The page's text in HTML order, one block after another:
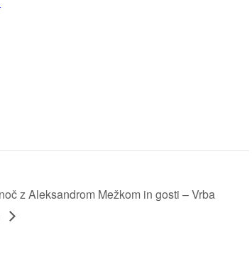
z Aleksandrom Mežkom in gosti – Vrba